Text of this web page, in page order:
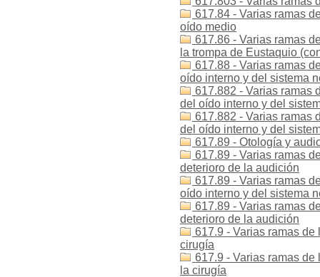
617.84 - Varias ramas
oído medio
617.86 - Varias ramas
la trompa de Eustaquio
617.88 - Varias ramas
oído interno y del sistema
617.882 - Varias ramas
del oído interno y del
617.882 - Varias ramas
del oído interno y del
617.89 - Otología y
617.89 - Varias ramas
deterioro de la audición
617.89 - Varias ramas
oído interno y del sistema
617.89 - Varias ramas
deterioro de la audición
617.9 - Varias ramas
cirugía
617.9 - Varias ramas
la cirugía